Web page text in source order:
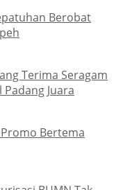
Berobat
Terima Seragam
Juara
Bertema